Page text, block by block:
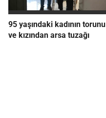
95 yaşındaki kadının torunu
ve kızından arsa tuzağı